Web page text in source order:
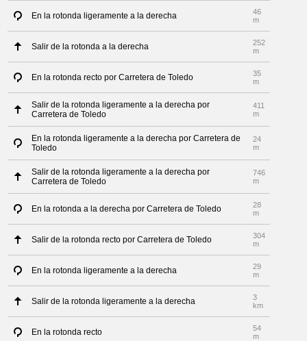
En la rotonda ligeramente a la derecha
46
m
Salir de la rotonda a la derecha
252
m
En la rotonda recto por Carretera de Toledo
35
m
Salir de la rotonda ligeramente a la derecha por
Carretera de Toledo
411
m
En la rotonda ligeramente a la derecha por Carretera de
Toledo
24
m
Salir de la rotonda ligeramente a la derecha por
Carretera de Toledo
746
m
En la rotonda a la derecha por Carretera de Toledo
28
m
Salir de la rotonda recto por Carretera de Toledo
304
m
En la rotonda ligeramente a la derecha
29
m
Salir de la rotonda ligeramente a la derecha
3
km
En la rotonda recto
54
m